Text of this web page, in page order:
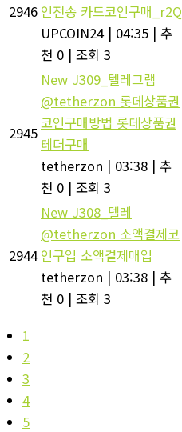
2946 인전송 카드코인구매_r2Q
UPCOIN24 | 04:35 | 추
천 0 | 조회 3
2945
New J309_텔레그램
@tetherzon 롯데상품권
코인구매방법 롯데상품권
테더구매
tetherzon | 03:38 | 추
천 0 | 조회 3
2944
New J308_텔레
@tetherzon 소액결제코
인구입 소액결제매입
tetherzon | 03:38 | 추
천 0 | 조회 3
1
2
3
4
5